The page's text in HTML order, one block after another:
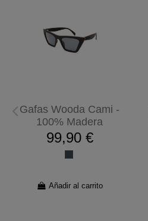
Gafas Wooda Cami -
100% Madera
99,90 €
Añadir al carrito